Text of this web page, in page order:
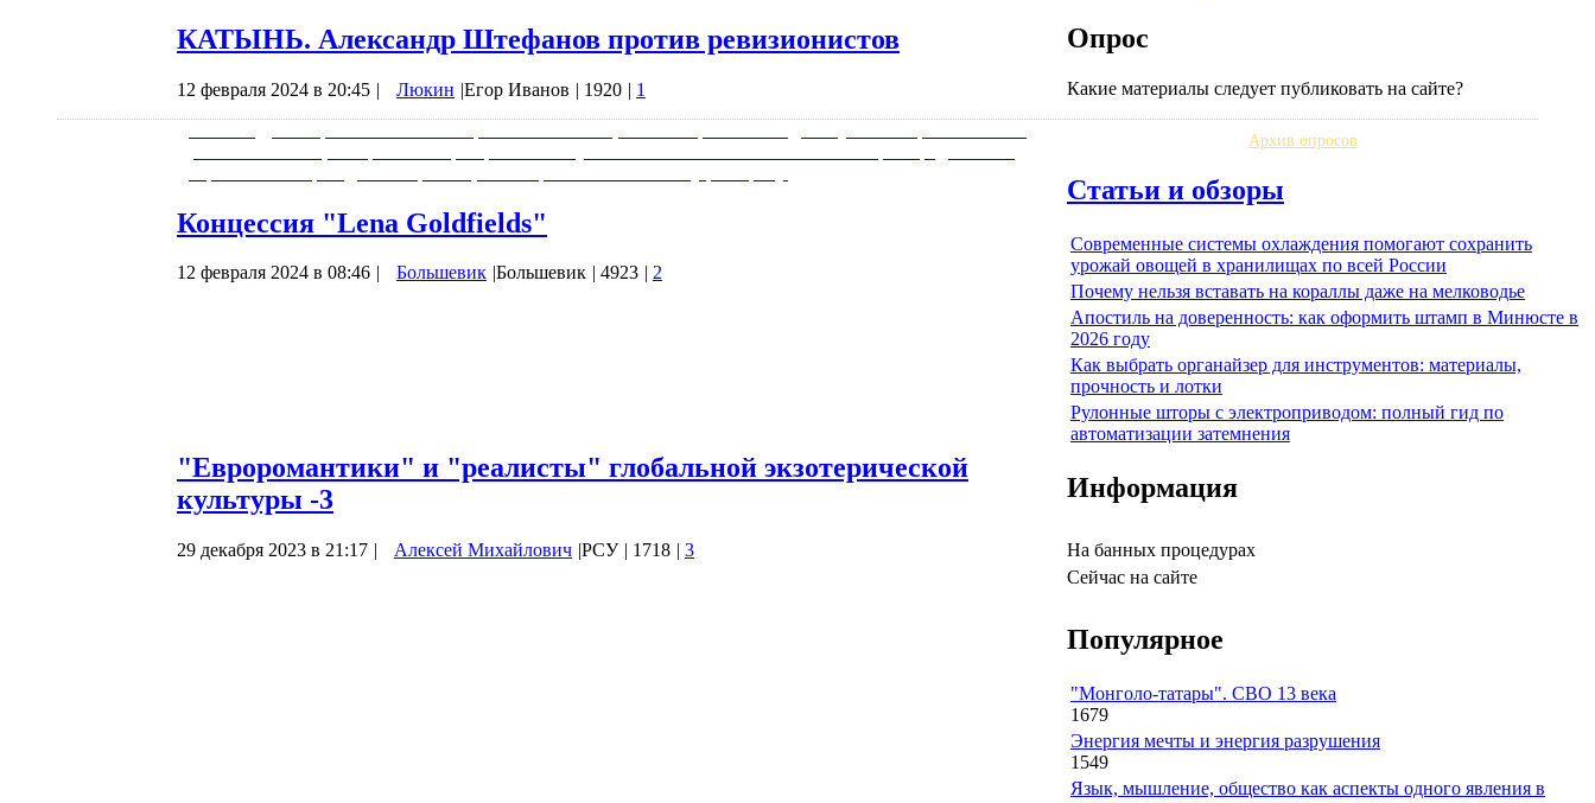
КАТЫНЬ. Александр Штефанов против ревизионистов
12 февраля 2024 в 20:45 | Люкин |Егор Иванов | 1920 | 1
Концессия "Lena Goldfields"
12 февраля 2024 в 08:46 Большевик Большевик 4923
2
"Евроромантики" и "реалисты" глобальной экзотерической
культуры -3
29 декабря 2023 в 21:17 | Алексей Михайлович |РСУ | 1718 | 3
Опрос
Какие материалы следует публиковать на сайте?
Архив опросов
Статьи и обзоры
Современные системы охлаждения помогают сохранить
урожай овощей в хранилищах по всей России
Почему нельзя вставать на кораллы даже на мелководье
Апостиль на доверенность: как оформить штамп в Минюсте в
2026 году
Как выбрать органайзер для инструментов: материалы,
прочность и лотки
Рулонные шторы с электроприводом: полный гид по
автоматизации затемнения
Информация
На банных процедурах
Сейчас на сайте
Популярное
"Монголо-татары". СВО 13 века
1679
Энергия мечты и энергия разрушения
1549
Язык, мышление, общество как аспекты одного явления в